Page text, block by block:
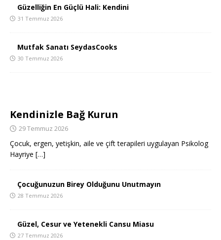
Güzelliğin En Güçlü Hali: Kendini
31 Temmuz 2026
Mutfak Sanatı SeydasCooks
30 Temmuz 2026
Kendinizle Bağ Kurun
29 Temmuz 2026
Çocuk, ergen, yetişkin, aile ve çift terapileri uygulayan Psikolog
Hayriye […]
Çocuğunuzun Birey Olduğunu Unutmayın
28 Temmuz 2026
Güzel, Cesur ve Yetenekli Cansu Miasu
27 Temmuz 2026